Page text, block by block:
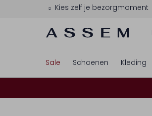
Kies zelf je bezorgmoment
Sale Schoenen Kleding